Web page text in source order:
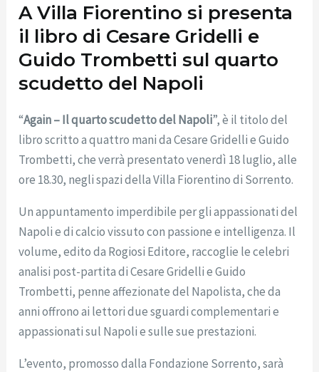
A Villa Fiorentino si presenta
il libro di Cesare Gridelli e
Guido Trombetti sul quarto
scudetto del Napoli
“Again – Il quarto scudetto del Napoli”, è il titolo del
libro scritto a quattro mani da Cesare Gridelli e Guido
Trombetti, che verrà presentato venerdì 18 luglio, alle
ore 18.30, negli spazi della Villa Fiorentino di Sorrento.
Un appuntamento imperdibile per gli appassionati del
Napoli e di calcio vissuto con passione e intelligenza. Il
volume, edito da Rogiosi Editore, raccoglie le celebri
analisi post-partita di Cesare Gridelli e Guido
Trombetti, penne affezionate del Napolista, che da
anni offrono ai lettori due sguardi complementari e
appassionati sul Napoli e sulle sue prestazioni.
L’evento, promosso dalla Fondazione Sorrento, sarà